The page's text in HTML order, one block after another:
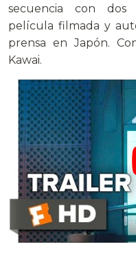
secuencia con
película filmada y
prensa en Japón.
Kawai.